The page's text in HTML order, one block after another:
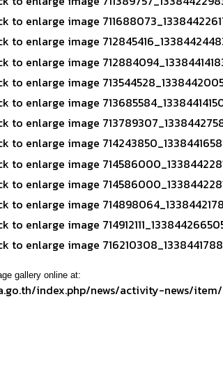
gallery online at:
index.php/news/activity-news/